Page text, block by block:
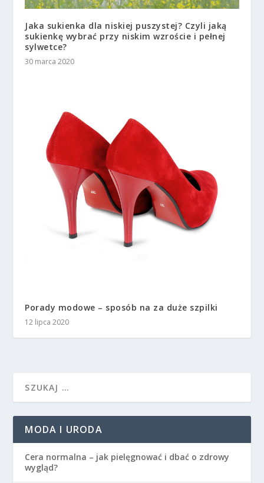
Jaka sukienka dla niskiej puszystej? Czyli jaką
sukienkę wybrać przy niskim wzroście i pełnej
sylwetce?
30 marca 2020
Porady modowe – sposób na za duże szpilki
12 lipca 2020
MODA I URODA
Cera normalna – jak pielęgnować i dbać o zdrowy
wygląd?